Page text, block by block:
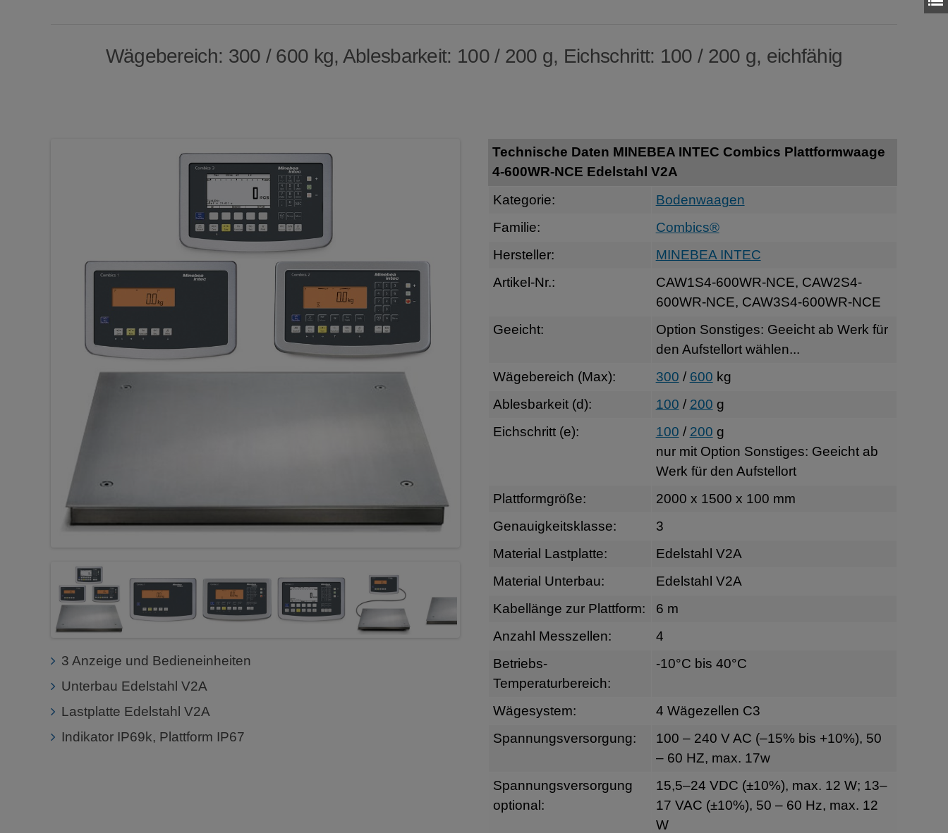
Wägebereich: 300 / 600 kg, Ablesbarkeit: 100 / 200 g, Eichschritt: 100 / 200 g, eichfähig
3 Anzeige und Bedieneinheiten
Unterbau Edelstahl V2A
Lastplatte Edelstahl V2A
Indikator IP69k, Plattform IP67
Technische Daten MINEBEA INTEC Combics Plattformwaage
4-600WR-NCE Edelstahl V2A
Kategorie:
Bodenwaagen
Familie:
Combics®
Hersteller:
MINEBEA INTEC
Artikel-Nr.:
CAW1S4-600WR-NCE, CAW2S4-
600WR-NCE, CAW3S4-600WR-NCE
Geeicht:
Option Sonstiges: Geeicht ab Werk für
den Aufstellort wählen...
Wägebereich (Max):
300 / 600 kg
Ablesbarkeit (d):
100 / 200 g
Eichschritt (e):
100 / 200 g
nur mit Option Sonstiges: Geeicht ab
Werk für den Aufstellort
Plattformgröße:
2000 x 1500 x 100 mm
Genauigkeitsklasse:
3
Material Lastplatte:
Edelstahl V2A
Material Unterbau:
Edelstahl V2A
Kabellänge zur Plattform:
6 m
Anzahl Messzellen:
4
Betriebs-
Temperaturbereich:
-10°C bis 40°C
Wägesystem:
4 Wägezellen C3
Spannungsversorgung:
100 – 240 V AC (–15% bis +10%), 50
– 60 HZ, max. 17w
Spannungsversorgung
optional:
15,5–24 VDC (±10%), max. 12 W; 13–
17 VAC (±10%), 50 – 60 Hz, max. 12
W